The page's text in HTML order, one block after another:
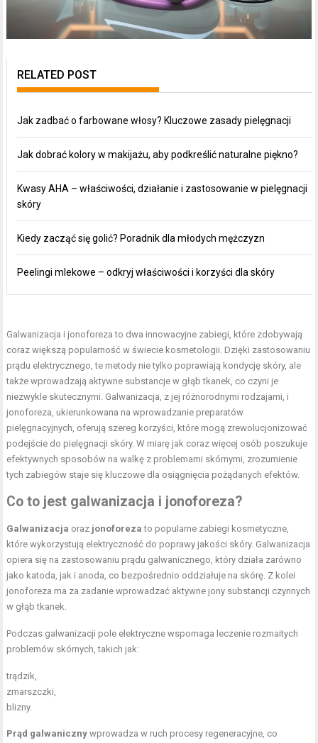
RELATED POST
Jak zadbać o farbowane włosy? Kluczowe zasady pielęgnacji
Jak dobrać kolory w makijażu, aby podkreślić naturalne piękno?
Kwasy AHA – właściwości, działanie i zastosowanie w pielęgnacji
skóry
Kiedy zacząć się golić? Poradnik dla młodych mężczyzn
Peelingi mlekowe – odkryj właściwości i korzyści dla skóry
Galwanizacja i jonoforeza to dwa innowacyjne zabiegi, które zdobywają
coraz większą popularność w świecie kosmetologii. Dzięki zastosowaniu
prądu elektrycznego, te metody nie tylko poprawiają kondycję skóry, ale
także wprowadzają aktywne substancje w głąb tkanek, co czyni je
niezwykle skutecznymi. Galwanizacja, z jej różnorodnymi rodzajami, i
jonoforeza, ukierunkowana na wprowadzanie preparatów
pielęgnacyjnych, oferują szereg korzyści, które mogą zrewolucjonizować
podejście do pielęgnacji skóry. W miarę jak coraz więcej osób poszukuje
efektywnych sposobów na walkę z problemami skórnymi, zrozumienie
tych zabiegów staje się kluczowe dla osiągnięcia pożądanych efektów.
Co to jest galwanizacja i jonoforeza?
Galwanizacja oraz jonoforeza to popularne zabiegi kosmetyczne,
które wykorzystują elektryczność do poprawy jakości skóry. Galwanizacja
opiera się na zastosowaniu prądu galwanicznego, który działa zarówno
jako katoda, jak i anoda, co bezpośrednio oddziałuje na skórę. Z kolei
jonoforeza ma za zadanie wprowadzać aktywne jony substancji czynnych
w głąb tkanek.
Podczas galwanizacji pole elektryczne wspomaga leczenie rozmaitych
problemów skórnych, takich jak:
trądzik,
zmarszczki,
blizny.
Prąd galwaniczny wprowadza w ruch procesy regeneracyjne, co